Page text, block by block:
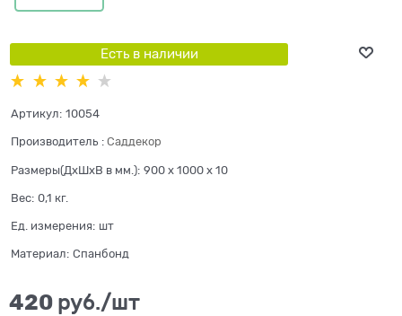
Есть в наличии
Артикул: 10054
Производитель : Саддекор
Размеры(ДхШхВ в мм.): 900 x 1000 x 10
Вес: 0,1 кг.
Ед. измерения: шт
Материал: Спанбонд
420 руб./шт